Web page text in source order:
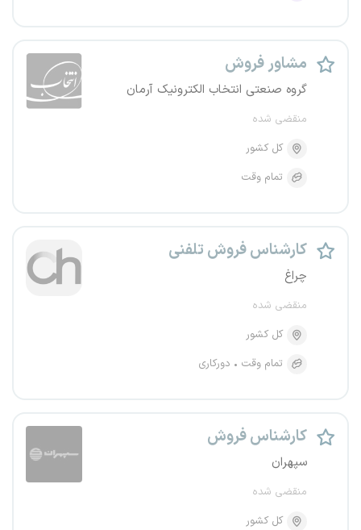
مشاور فروش
گروه صنعتی انتخاب الکترونیک آرمان
منقضی شده
کل کشور
تمام وقت
کارشناس فروش تلفنی
چراغ
منقضی شده
کل کشور
تمام وقت
دورکاری
کارشناس فروش
سپهران
منقضی شده
کل کشور